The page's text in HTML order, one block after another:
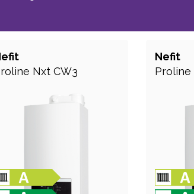
Nxt CW3
Nefit
Proline